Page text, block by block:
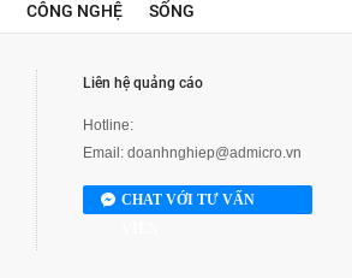
CÔNG NGHỆ SỐNG
Liên hệ quảng cáo
Hotline:
Email: doanhnghiep@admicro.vn
CHAT VỚI TƯ VẤN